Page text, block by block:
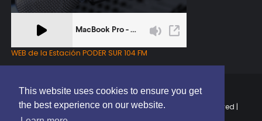
This website uses cookies to ensure you get
the best experience on our website.
WEB de la Estación PODER SUR 104 FM
Copyright © 2025 | EL PODER DEL SUR RD | All Rights Reserved |